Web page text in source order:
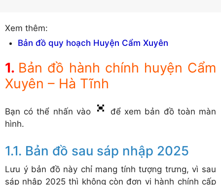
Xem thêm:
Bản đồ quy hoạch Huyện Cẩm Xuyên
Bản đồ hành chính huyện Cẩm
Xuyên – Hà Tĩnh
Bạn có thể nhấn vào
để xem bản đồ toàn màn
hình.
Bản đồ sau sáp nhập 2025
Lưu ý bản đồ này chỉ mang tính tượng trưng, vì sau
sáp nhập 2025 thì không còn đơn vị hành chính cấp